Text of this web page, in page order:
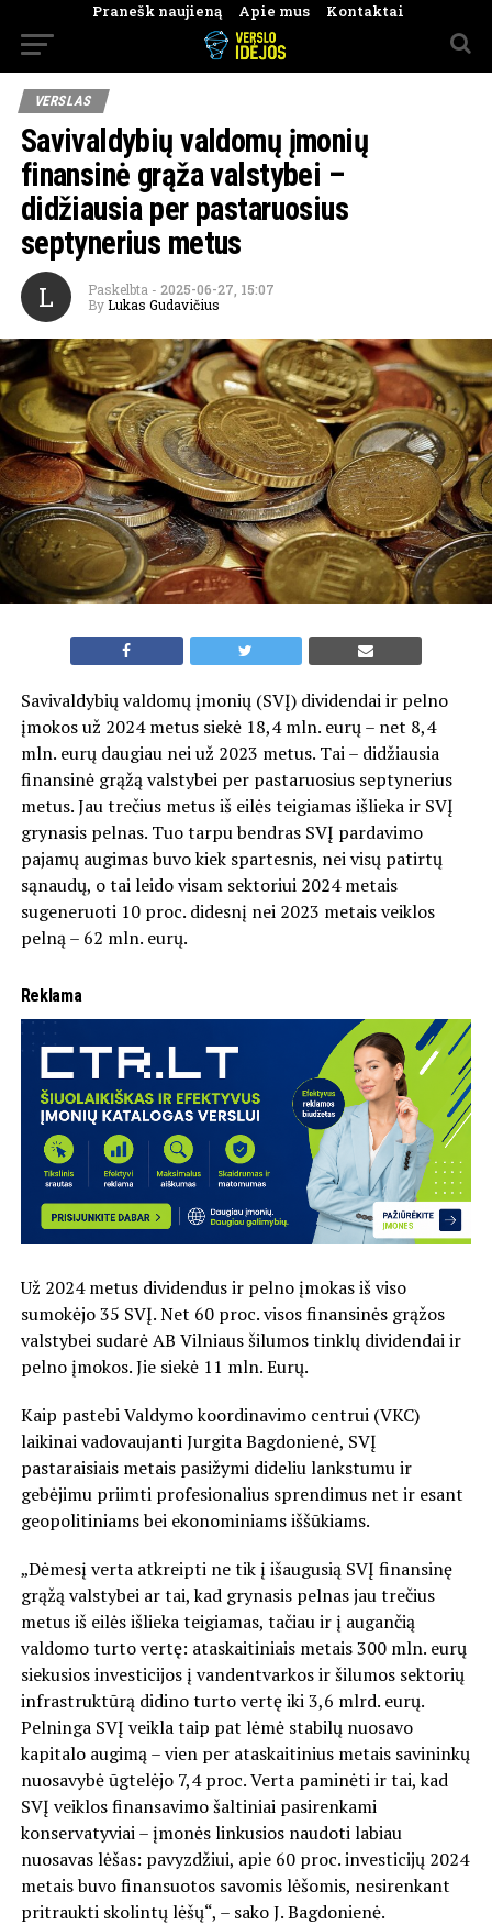
Pranešk naujieną Apie mus Kontaktai
VERSLAS
Savivaldybių valdomų įmonių
finansinė grąža valstybei –
didžiausia per pastaruosius
septynerius metus
L Paskelbta - 2025-06-27, 15:07
By Lukas Gudavičius
Savivaldybių valdomų įmonių (SVĮ) dividendai ir pelno
įmokos už 2024 metus siekė 18,4 mln. eurų – net 8,4
mln. eurų daugiau nei už 2023 metus. Tai – didžiausia
finansinė grąžą valstybei per pastaruosius septynerius
metus. Jau trečius metus iš eilės teigiamas išlieka ir SVĮ
grynasis pelnas. Tuo tarpu bendras SVĮ pardavimo
pajamų augimas buvo kiek spartesnis, nei visų patirtų
sąnaudų, o tai leido visam sektoriui 2024 metais
sugeneruoti 10 proc. didesnį nei 2023 metais veiklos
pelną – 62 mln. eurų.
Reklama
Už 2024 metus dividendus ir pelno įmokas iš viso
sumokėjo 35 SVĮ. Net 60 proc. visos finansinės grąžos
valstybei sudarė AB Vilniaus šilumos tinklų dividendai ir
pelno įmokos. Jie siekė 11 mln. Eurų.
Kaip pastebi Valdymo koordinavimo centrui (VKC)
laikinai vadovaujanti Jurgita Bagdonienė, SVĮ
pastaraisiais metais pasižymi dideliu lankstumu ir
gebėjimu priimti profesionalius sprendimus net ir esant
geopolitiniams bei ekonominiams iššūkiams.
„Dėmesį verta atkreipti ne tik į išaugusią SVĮ finansinę
grąžą valstybei ar tai, kad grynasis pelnas jau trečius
metus iš eilės išlieka teigiamas, tačiau ir į augančią
valdomo turto vertę: ataskaitiniais metais 300 mln. eurų
siekusios investicijos į vandentvarkos ir šilumos sektorių
infrastruktūrą didino turto vertę iki 3,6 mlrd. eurų.
Pelninga SVĮ veikla taip pat lėmė stabilų nuosavo
kapitalo augimą – vien per ataskaitinius metais savininkų
nuosavybė ūgtelėjo 7,4 proc. Verta paminėti ir tai, kad
SVĮ veiklos finansavimo šaltiniai pasirenkami
konservatyviai – įmonės linkusios naudoti labiau
nuosavas lėšas: pavyzdžiui, apie 60 proc. investicijų 2024
metais buvo finansuotos savomis lėšomis, nesirenkant
pritraukti skolintų lėšų“, – sako J. Bagdonienė.